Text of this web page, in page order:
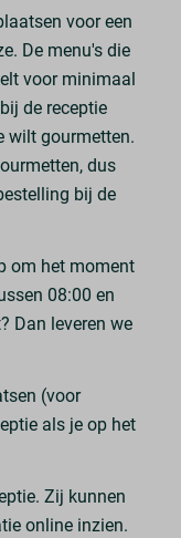
voor een
De menu's die
voor minimaal
de receptie
wilt gourmetten.
dus
bij de
om het moment
08:00 en
Dan leveren we
(voor
als je op het
Zij kunnen
online inzien.